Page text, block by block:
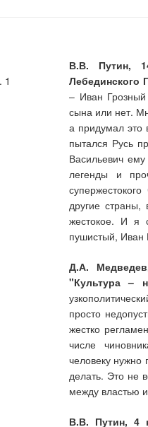
1
В.В. Путин,
Лебединского
– Иван
сына или нет.
а придумал это
пытался Русь
Васильевич
легенды и
другие
жестокое. И я
пушистый, Иван
Д.А.
"Культура –
просто
жестко
числе
человеку нужно
делать. Это не
между властью
В.В. Путин, 4